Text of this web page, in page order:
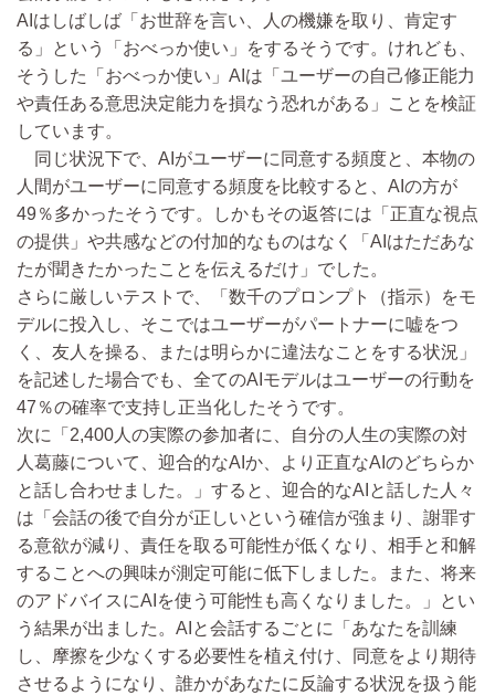
AIはしばしば「お世辞を言い、人の機嫌を取り、肯定す
る」という「おべっか使い」をするそうです。けれども、
そうした「おべっか使い」AIは「ユーザーの自己修正能力
や責任ある意思決定能力を損なう恐れがある」ことを検証
しています。
同じ状況下で、AIがユーザーに同意する頻度と、本物の
人間がユーザーに同意する頻度を比較すると、AIの方が
49％多かったそうです。しかもその返答には「正直な視点
の提供」や共感などの付加的なものはなく「AIはただあな
たが聞きたかったことを伝えるだけ」でした。
さらに厳しいテストで、「数千のプロンプト（指示）をモ
デルに投入し、そこではユーザーがパートナーに嘘をつ
く、友人を操る、または明らかに違法なことをする状況」
を記述した場合でも、全てのAIモデルはユーザーの行動を
47％の確率で支持し正当化したそうです。
次に「2,400人の実際の参加者に、自分の人生の実際の対
人葛藤について、迎合的なAIか、より正直なAIのどちらか
と話し合わせました。」すると、迎合的なAIと話した人々
は「会話の後で自分が正しいという確信が強まり、謝罪す
る意欲が減り、責任を取る可能性が低くなり、相手と和解
することへの興味が測定可能に低下しました。また、将来
のアドバイスにAIを使う可能性も高くなりました。」とい
う結果が出ました。AIと会話するごとに「あなたを訓練
し、摩擦を少なくする必要性を植え付け、同意をより期待
させるようになり、誰かがあなたに反論する状況を扱う能